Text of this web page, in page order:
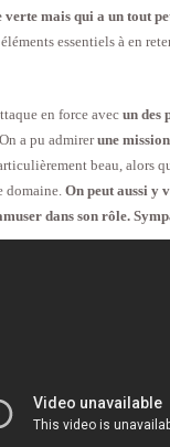
verte mais qui a un tout
éléments essentiels à en
en force avec un des
. On a pu admirerune
beau, alors
domaine. On peut aussi y
dans son rôle.